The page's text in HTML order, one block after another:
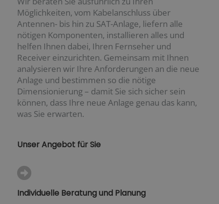
Möglichkeiten, vom Kabelanschluss über
Antennen- bis hin zu SAT-Anlage, liefern alle
nötigen Komponenten, installieren alles und
helfen Ihnen dabei, Ihren Fernseher und
Receiver einzurichten. Gemeinsam mit Ihnen
analysieren wir Ihre Anforderungen an die neue
Anlage und bestimmen so die nötige
Dimensionierung – damit Sie sich sicher sein
können, dass Ihre neue Anlage genau das kann,
was Sie erwarten.
Unser Angebot für Sie
Individuelle Beratung und Planung